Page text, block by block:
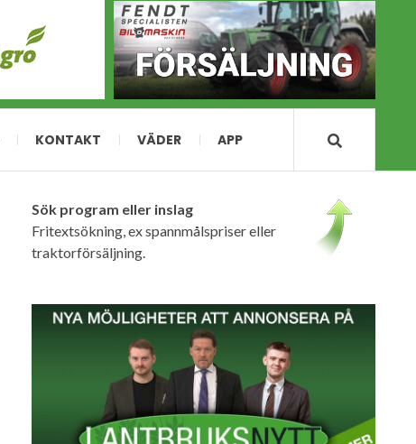
KONTAKT VÄDER APP
Sök program eller inslag
Fritextsökning, ex spannmålspriser eller
traktorförsäljning.